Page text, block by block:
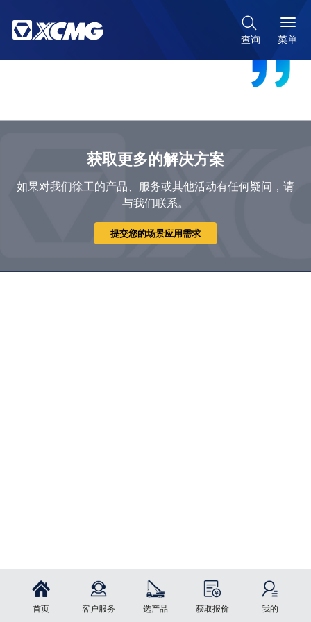

查询 菜单
首页 客户服务 选产品 获取报价 我的
获取更多的解决方案
如果对我们徐工的产品、服务或其他活动有任何疑问，请
与我们联系。
提交您的场景应用需求